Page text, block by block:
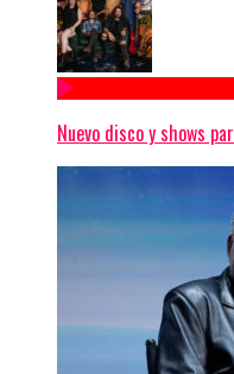
Nuevo disco y shows